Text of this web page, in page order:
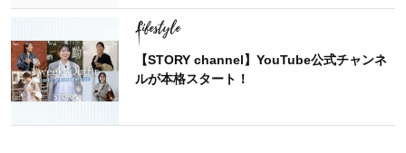
Lifestyle
【STORY channel】YouTube公式チャンネ
ルが本格スタート！